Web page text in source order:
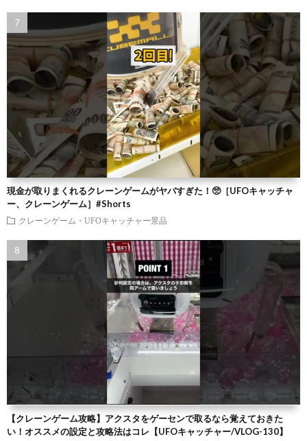
現金が取りまくれるクレーンゲームがヤバすぎた！🥺［UFOキャッチャ
ー、クレーンゲーム］#Shorts
クレーンゲーム・UFOキャッチャー景品
【クレーンゲーム攻略】アクスタをゲーセンで取るなら覚えておきた
い！オススメの設定と攻略法はコレ【UFOキャッチャー/VLOG-130】